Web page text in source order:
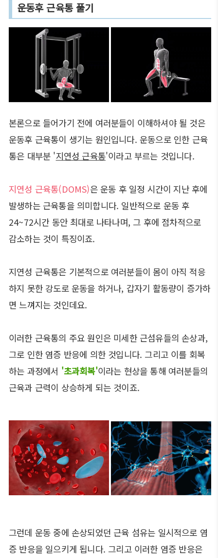
운동후 근육통 풀기
본론으로 들어가기 전에 여러분들이 이해하셔야 될 것은
운동후 근육통이 생기는 원인입니다. 운동으로 인한 근육
통은 대부분 '지연성 근육통'이라고 부르는 것입니다.
지연성 근육통(DOMS)은 운동 후 일정 시간이 지난 후에
발생하는 근육통을 의미합니다. 일반적으로 운동 후
24~72시간 동안 최대로 나타나며, 그 후에 점차적으로
감소하는 것이 특징이죠.
지연성 근육통은 기본적으로 여러분들이 몸이 아직 적응
하지 못한 강도로 운동을 하거나, 갑자기 활동량이 증가하
면 느껴지는 것인데요.
이러한 근육통의 주요 원인은 미세한 근섬유들의 손상과,
그로 인한 염증 반응에 의한 것입니다. 그리고 이를 회복
하는 과정에서 '초과회복'이라는 현상을 통해 여러분들의
근육과 근력이 상승하게 되는 것이죠.
그런데 운동 중에 손상되었던 근육 섬유는 일시적으로 염
증 반응을 일으키게 됩니다. 그리고 이러한 염증 반응은